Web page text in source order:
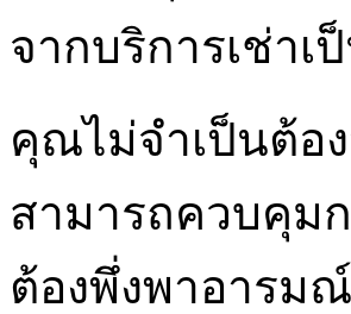
จากบริการเช่าเ
คุณไม่จำเป็นต้อ
สามารถควบคุม
ต้องพึ่งพาอารม